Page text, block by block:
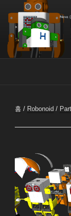
홈 / Robonoid /